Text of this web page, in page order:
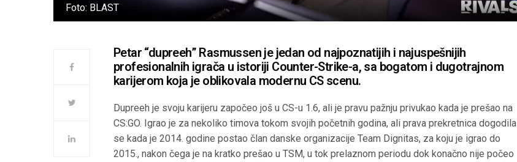
Foto: BLAST
Petar “dupreeh” Rasmussen je jedan od najpoznatijih i najuspešnijih
profesionalnih igrača u istoriji Counter-Strike-a, sa bogatom i dugotrajnom
karijerom koja je oblikovala modernu CS scenu.
Dupreeh je svoju karijeru započeo još u CS-u 1.6, ali je pravu pažnju privukao kada je prešao na
CS:GO. Igrao je za nekoliko timova tokom svojih početnih godina, ali prava prekretnica dogodila
se kada je 2014. godine postao član danske organizacije Team Dignitas, za koju je igrao do
2015., nakon čega je na kratko prešao u TSM, u tok prelaznom periodu dok konačno nije počeo